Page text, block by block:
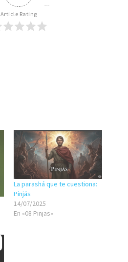
Article Rating
La parashá que te cuestiona:
Pinjás
14/07/2025
En «08 Pinjas»